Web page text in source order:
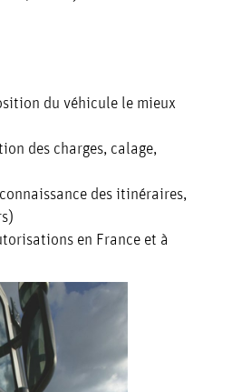
du véhicule le mieux
des charges, calage,
des itinéraires,
en France et à